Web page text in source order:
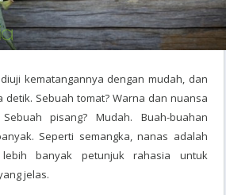
kematangannya dengan mudah, dan
Sebuah tomat? Warna dan nuansa
pisang? Mudah. Buah-buahan
Seperti semangka, nanas adalah
banyak petunjuk rahasia untuk
jelas.